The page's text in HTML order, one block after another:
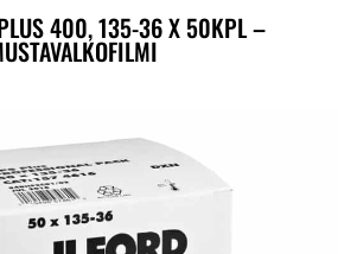
400, 135-36 X 50KPL –